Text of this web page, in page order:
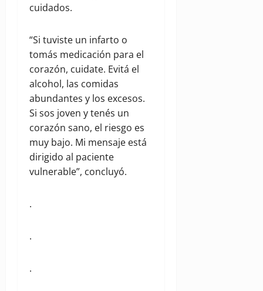
cuidados.
“Si tuviste un infarto o
tomás medicación para el
corazón, cuidate. Evitá el
alcohol, las comidas
abundantes y los excesos.
Si sos joven y tenés un
corazón sano, el riesgo es
muy bajo. Mi mensaje está
dirigido al paciente
vulnerable”, concluyó.
.
.
.